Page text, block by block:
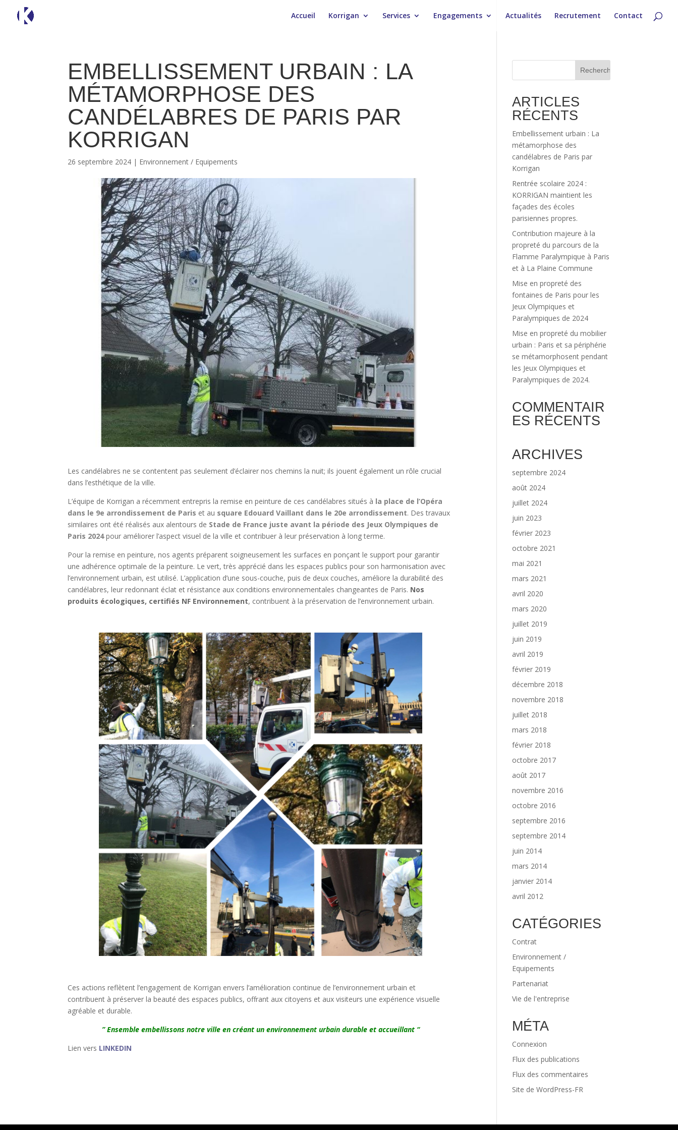
Accueil Korrigan Services Engagements Actualités Recrutement Contact
EMBELLISSEMENT URBAIN : LA
MÉTAMORPHOSE DES
CANDÉLABRES DE PARIS PAR
KORRIGAN
26 septembre 2024 | Environnement / Equipements
Les candélabres ne se contentent pas seulement d’éclairer nos chemins la nuit; ils jouent également un rôle crucial
dans l’esthétique de la ville.
L’équipe de Korrigan a récemment entrepris la remise en peinture de ces candélabres situés à la place de l’Opéra
dans le 9e arrondissement de Paris et au square Edouard Vaillant dans le 20e arrondissement. Des travaux
similaires ont été réalisés aux alentours de Stade de France juste avant la période des Jeux Olympiques de
Paris 2024 pour améliorer l’aspect visuel de la ville et contribuer à leur préservation à long terme.
Pour la remise en peinture, nos agents préparent soigneusement les surfaces en ponçant le support pour garantir
une adhérence optimale de la peinture. Le vert, très apprécié dans les espaces publics pour son harmonisation avec
l’environnement urbain, est utilisé. L’application d’une sous-couche, puis de deux couches, améliore la durabilité des
candélabres, leur redonnant éclat et résistance aux conditions environnementales changeantes de Paris. Nos
produits écologiques, certifiés NF Environnement, contribuent à la préservation de l’environnement urbain.
Ces actions reflètent l’engagement de Korrigan envers l’amélioration continue de l’environnement urbain et
contribuent à préserver la beauté des espaces publics, offrant aux citoyens et aux visiteurs une expérience visuelle
agréable et durable.
” Ensemble embellissons notre ville en créant un environnement urbain durable et accueillant “
Lien vers LINKEDIN
ARTICLES
RÉCENTS
Embellissement urbain : La
métamorphose des
candélabres de Paris par
Korrigan
Rentrée scolaire 2024 :
KORRIGAN maintient les
façades des écoles
parisiennes propres.
Contribution majeure à la
propreté du parcours de la
Flamme Paralympique à Paris
et à La Plaine Commune
Mise en propreté des
fontaines de Paris pour les
Jeux Olympiques et
Paralympiques de 2024
Mise en propreté du mobilier
urbain : Paris et sa périphérie
se métamorphosent pendant
les Jeux Olympiques et
Paralympiques de 2024.
COMMENTAIR
ES RÉCENTS
ARCHIVES
septembre 2024
août 2024
juillet 2024
juin 2023
février 2023
octobre 2021
mai 2021
mars 2021
avril 2020
mars 2020
juillet 2019
juin 2019
avril 2019
février 2019
décembre 2018
novembre 2018
juillet 2018
mars 2018
février 2018
octobre 2017
août 2017
novembre 2016
octobre 2016
septembre 2016
septembre 2014
juin 2014
mars 2014
janvier 2014
avril 2012
CATÉGORIES
Contrat
Environnement /
Equipements
Partenariat
Vie de l'entreprise
MÉTA
Connexion
Flux des publications
Flux des commentaires
Site de WordPress-FR